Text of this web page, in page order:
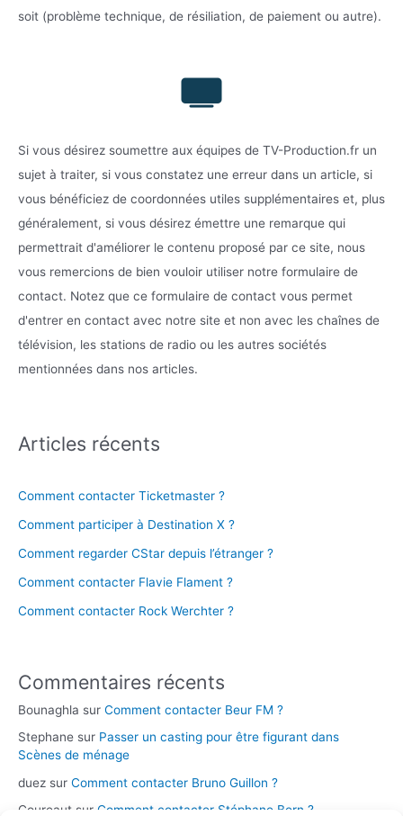
soit (problème technique, de résiliation, de paiement ou autre).
Si vous désirez soumettre aux équipes de TV-Production.fr un
sujet à traiter, si vous constatez une erreur dans un article, si
vous bénéficiez de coordonnées utiles supplémentaires et, plus
généralement, si vous désirez émettre une remarque qui
permettrait d'améliorer le contenu proposé par ce site, nous
vous remercions de bien vouloir utiliser notre formulaire de
contact. Notez que ce formulaire de contact vous permet
d'entrer en contact avec notre site et non avec les chaînes de
télévision, les stations de radio ou les autres sociétés
mentionnées dans nos articles.
Articles récents
Comment contacter Ticketmaster ?
Comment participer à Destination X ?
Comment regarder CStar depuis l’étranger ?
Comment contacter Flavie Flament ?
Comment contacter Rock Werchter ?
Commentaires récents
Bounaghla sur Comment contacter Beur FM ?
Stephane sur Passer un casting pour être figurant dans
Scènes de ménage
duez sur Comment contacter Bruno Guillon ?
Coureaut sur Comment contacter Stéphane Bern ?